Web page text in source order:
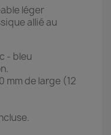
léger
allié au
- bleu
mm de large (12